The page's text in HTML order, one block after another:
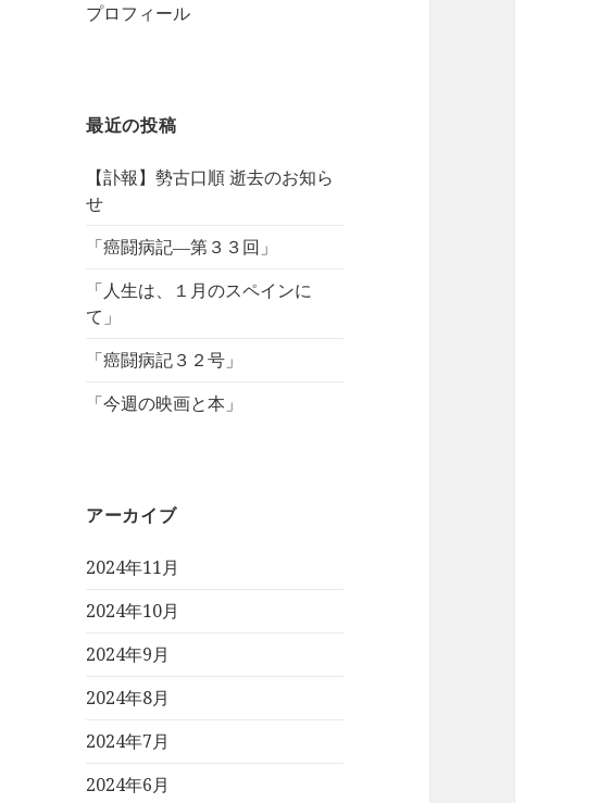
プロフィール
最近の投稿
【訃報】勢古口順 逝去のお知ら
せ
「癌闘病記―第３３回」
「人生は、１月のスペインに
て」
「癌闘病記３２号」
「今週の映画と本」
アーカイブ
2024年11月
2024年10月
2024年9月
2024年8月
2024年7月
2024年6月